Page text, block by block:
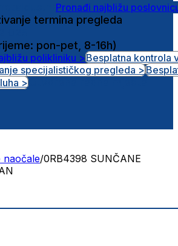
Pronađi najbližu
termina pregleda
pon-pet, 8-16h)
polikliniku >Besplatna kontrola
specijalističkog pregleda >
>
naočale/0RB4398 SUNČANE